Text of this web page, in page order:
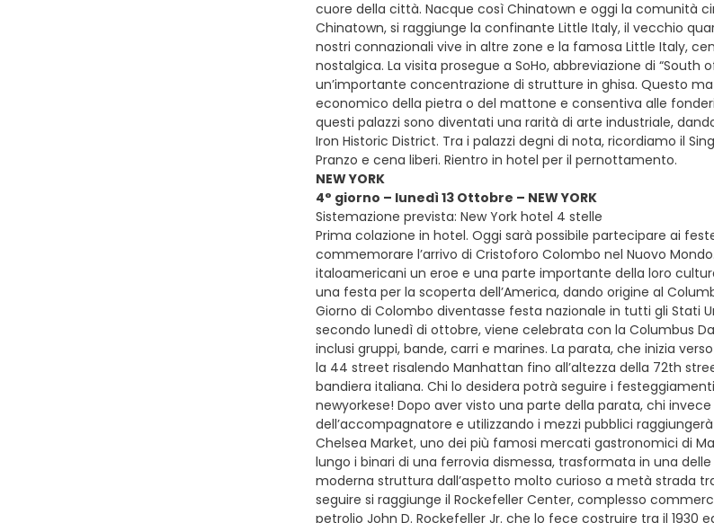
cuore della città. Nacque così Chinatown e oggi la comunità
Chinatown, si raggiunge la confinante Little Italy, il vecchio
nostri connazionali vive in altre zone e la famosa Little Italy,
nostalgica. La visita prosegue a SoHo, abbreviazione di
un’importante concentrazione di strutture in ghisa. Questo
economico della pietra o del mattone e consentiva alle
questi palazzi sono diventati una rarità di arte industriale,
Iron Historic District. Tra i palazzi degni di nota, ricordiamo il
Pranzo e cena liberi. Rientro in hotel per il pernottamento.
NEW YORK
4° giorno – lunedì 13 Ottobre – NEW YORK
Sistemazione prevista: New York hotel 4 stelle
Prima colazione in hotel. Oggi sarà possibile partecipare ai
commemorare l’arrivo di Cristoforo Colombo nel Nuovo
italoamericani un eroe e una parte importante della loro
una festa per la scoperta dell’America, dando origine al
Giorno di Colombo diventasse festa nazionale in tutti gli Stati
secondo lunedì di ottobre, viene celebrata con la Columbus
inclusi gruppi, bande, carri e marines. La parata, che inizia
la 44 street risalendo Manhattan fino all’altezza della 72th
bandiera italiana. Chi lo desidera potrà seguire i
newyorkese! Dopo aver visto una parte della parata, chi
dell’accompagnatore e utilizzando i mezzi pubblici
Chelsea Market, uno dei più famosi mercati gastronomici di
lungo i binari di una ferrovia dismessa, trasformata in una
moderna struttura dall’aspetto molto curioso a metà strada
seguire si raggiunge il Rockefeller Center, complesso
petrolio John D. Rockefeller Jr. che lo fece costruire tra il